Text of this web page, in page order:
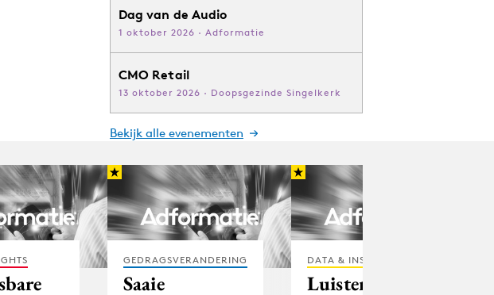
Dag van de Audio
1 oktober 2026 · Adformatie
CMO Retail
13 oktober 2026 · Doopsgezinde Singelkerk
Bekijk alle evenementen
GEDRAGSVERANDERING
Saaie
DATA & INSIGHTS
Luistercijfers